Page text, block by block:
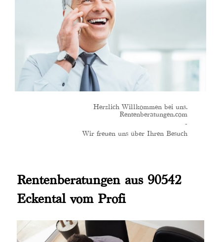
Herzlich Willkommen bei uns.
Rentenberatungen.com
-
Wir freuen uns über Ihren Besuch
Rentenberatungen aus 90542
Eckental vom Profi